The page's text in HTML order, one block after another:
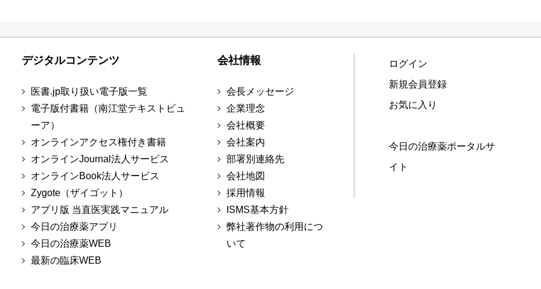
デジタルコンテンツ
医書.jp取り扱い電子版一覧
電子版付書籍（南江堂テキストビュ
ーア）
オンラインアクセス権付き書籍
オンラインJournal法人サービス
オンラインBook法人サービス
Zygote（ザイゴット）
アプリ版 当直医実践マニュアル
今日の治療薬アプリ
今日の治療薬WEB
最新の臨床WEB
会社情報
会長メッセージ
企業理念
会社概要
会社案内
部署別連絡先
会社地図
採用情報
ISMS基本方針
弊社著作物の利用につ
いて
ログイン
新規会員登録
お気に入り
今日の治療薬ポータルサ
イト